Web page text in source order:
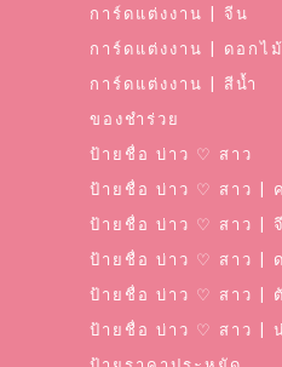
การ์ดแต่งงาน | จีน
การ์ดแต่งงาน | ดอกไม้
การ์ดแต่งงาน | สีน้ำ
ของชำร่วย
ป้ายชื่อ บ่าว ♡ สาว
ป้ายชื่อ บ่าว ♡ สาว |
ป้ายชื่อ บ่าว ♡ สาว |
ป้ายชื่อ บ่าว ♡ สาว |
ป้ายชื่อ บ่าว ♡ สาว |
ป้ายชื่อ บ่าว ♡ สาว |